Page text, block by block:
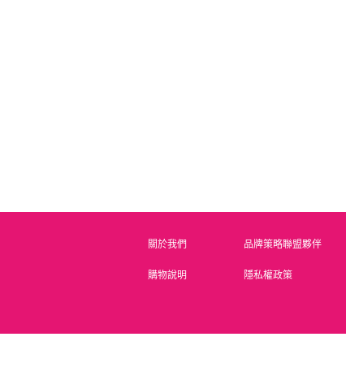
關於我們 品牌策略聯盟夥伴
購物說明 隱私權政策